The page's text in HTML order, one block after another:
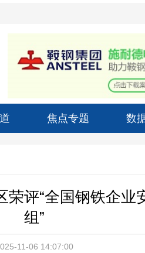
焦点专题 数
评“全国钢铁企业
组”
11-06 14:07:00